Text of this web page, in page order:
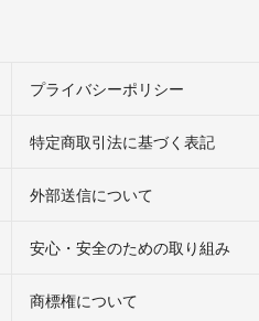
プライバシーポリシー
特定商取引法に基づく表記
外部送信について
安心・安全のための取り組み
商標権について